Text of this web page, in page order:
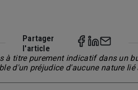
Partager
l'article
à titre purement indicatif dans un
d'un préjudice d'aucune nature